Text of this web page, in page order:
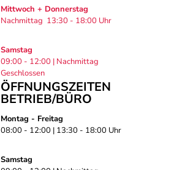
Mittwoch + Donnerstag
Nachmittag 13:30 - 18:00 Uhr
Samstag
09:00 - 12:00 | Nachmittag
Geschlossen
ÖFFNUNGSZEITEN
BETRIEB/BÜRO
Montag - Freitag
08:00 - 12:00 | 13:30 - 18:00 Uhr
Samstag